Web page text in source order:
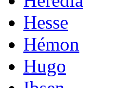
Hesse
Hémon
Hugo